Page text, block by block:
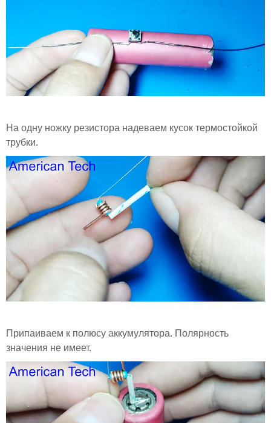
На одну ножку резистора надеваем кусок термостойкой
трубки.
Припаиваем к полюсу аккумулятора. Полярность
значения не имеет.